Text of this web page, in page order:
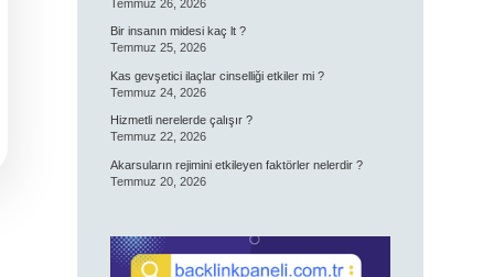
Temmuz 26, 2026
Bir insanın midesi kaç lt ?
Temmuz 25, 2026
Kas gevşetici ilaçlar cinselliği etkiler mi ?
Temmuz 24, 2026
Hizmetli nerelerde çalışır ?
Temmuz 22, 2026
Akarsuların rejimini etkileyen faktörler nelerdir ?
Temmuz 20, 2026